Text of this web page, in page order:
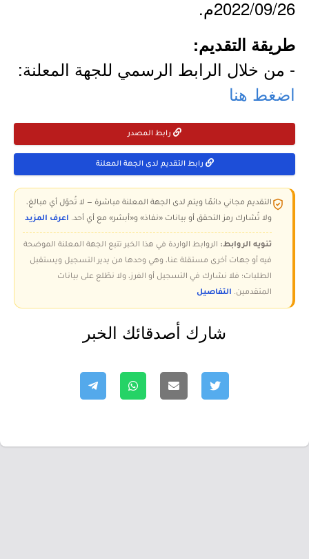
2022/09/26م.
طريقة التقديم:
- من خلال الرابط الرسمي للجهة المعلنة:
اضغط هنا
رابط المصدر
رابط التقديم لدى الجهة المعلنة
التقديم مجاني دائمًا ويتم لدى الجهة المعلنة مباشرة — لا تُحوّل أي مبالغ،
ولا تُشارك رمز التحقق أو بيانات «نفاذ» و«أبشر» مع أي أحد. اعرف المزيد
تنويه الروابط: الروابط الواردة في هذا الخبر تتبع الجهة المعلنة الموضحة
فيه أو جهات أخرى مستقلة عنا، وهي وحدها من يدير التسجيل ويستقبل
الطلبات؛ فلا نشارك في التسجيل أو الفرز، ولا نطّلع على بيانات
المتقدمين. التفاصيل
شارك أصدقائك الخبر